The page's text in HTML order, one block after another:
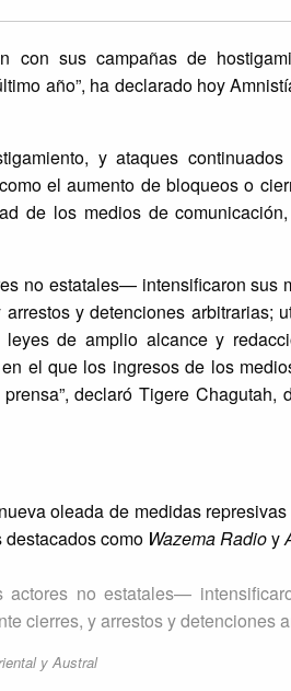
con sus campañas de
año”, ha declarado hoy
y ataques
el aumento de bloqueos o
de los medios de
no estatales— intensificaron sus
y detenciones arbitrarias;
de amplio alcance y
el que los ingresos de los
declaró Tigere Chagutah,
oleada de medidas
como Wazema Radioy
no estatales—
cierres, y arrestos y detenciones
y Austral